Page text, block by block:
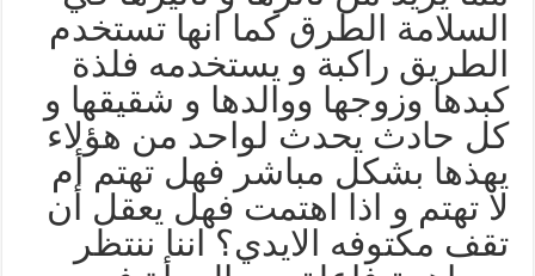
الطرق كما انها تستخدم
راكبة و يستخدمه فلذة
وزوجها ووالدها و شقيقها و
حادث يحدث لواحد من هؤلاء
بشكل مباشر فهل تهتم أم
تهتم و اذا اهتمت فهل يعقل أن
مكتوفه الايدي؟ اننا ننتظر